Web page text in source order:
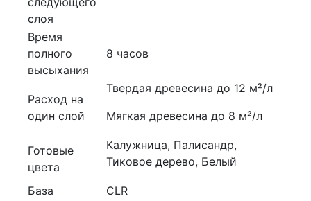
слоя
Время
полного
высыхания
8 часов
Расход на
один слой
Твердая древесина до 12 м²/л
Мягкая древесина до 8 м²/л
Готовые
цвета
Калужница, Палисандр,
Тиковое дерево, Белый
База
CLR